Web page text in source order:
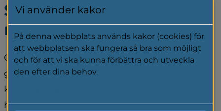
Sjukvård och
rehabilitering i hemmet
Om du inte kan ta dig till en vårdcentral på
grund av sjukdom eller funktionsnedsättning,
kan du ha rätt till hemsjukvård eller
hemrehabilitering.
Vi använder kakor
På denna webbplats används kakor (cookies) för
att webbplatsen ska fungera så bra som möjligt
och för att vi ska kunna förbättra och utveckla
den efter dina behov.